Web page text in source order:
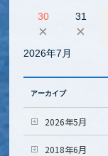
30
×
31
×
2026年7月
アーカイブ
2026年5月
2018年6月